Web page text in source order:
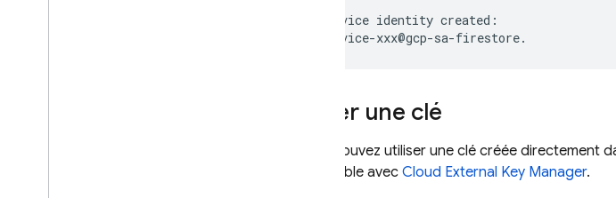
Service identity created:
Créer une clé
Vous pouvez utiliser une clé créée directement
disponible avec Cloud External Key Manager.